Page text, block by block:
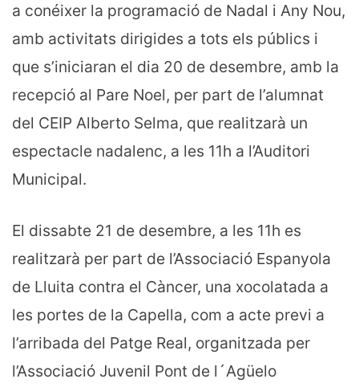
a conéixer la programació de Nadal i Any Nou,
amb activitats dirigides a tots els públics i
que s’iniciaran el dia 20 de desembre, amb la
recepció al Pare Noel, per part de l’alumnat
del CEIP Alberto Selma, que realitzarà un
espectacle nadalenc, a les 11h a l’Auditori
Municipal.
El dissabte 21 de desembre, a les 11h es
realitzarà per part de l’Associació Espanyola
de Lluita contra el Càncer, una xocolatada a
les portes de la Capella, com a acte previ a
l’arribada del Patge Real, organitzada per
l’Associació Juvenil Pont de l´Agüelo